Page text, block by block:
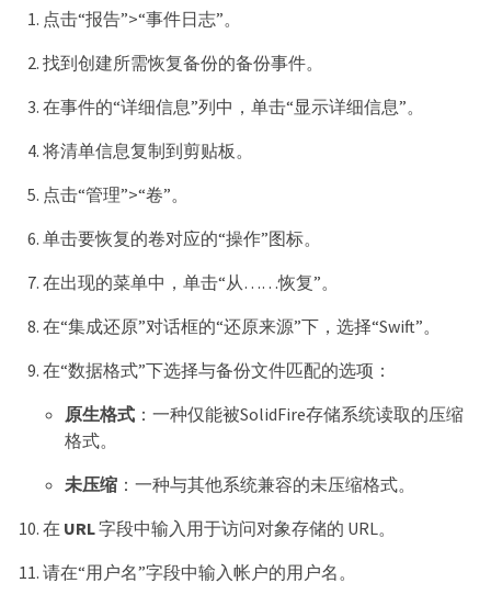
点击“报告”>“事件日志”。
找到创建所需恢复备份的备份事件。
在事件的“详细信息”列中，单击“显示详细信息”。
将清单信息复制到剪贴板。
点击“管理”>“卷”。
单击要恢复的卷对应的“操作”图标。
在出现的菜单中，单击“从……恢复”。
在“集成还原”对话框的“还原来源”下，选择“Swift”。
在“数据格式”下选择与备份文件匹配的选项：
原生格式：一种仅能被SolidFire存储系统读取的压缩
格式。
未压缩：一种与其他系统兼容的未压缩格式。
在 URL字段中输入用于访问对象存储的 URL。
请在“用户名”字段中输入帐户的用户名。